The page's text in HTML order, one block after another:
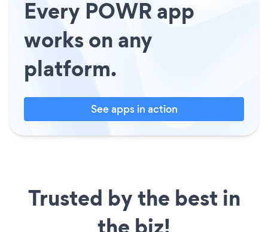
Every POWR app
works on any
platform.
See apps in action
Trusted by the best in